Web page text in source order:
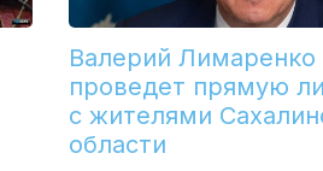
Валерий Лимаренко
проведет прямую
с жителями
области